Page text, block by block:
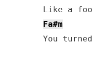
Fa#m
You